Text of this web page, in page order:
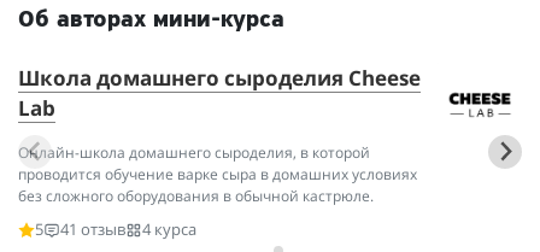
Об авторах мини-курса
Школа домашнего сыроделия Cheese
Lab
Онлайн-школа домашнего сыроделия, в которой
проводится обучение варке сыра в домашних условиях
без сложного оборудования в обычной кастрюле.
5
41 отзыв 4 курса